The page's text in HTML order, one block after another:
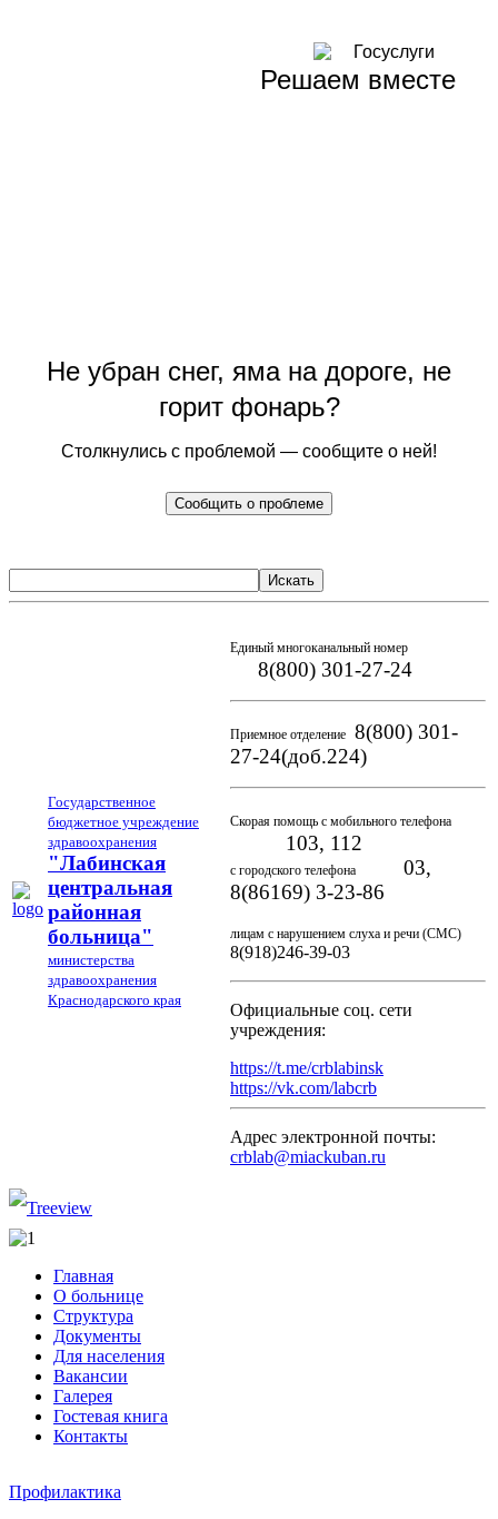
Решаем вместе
Не убран снег, яма на дороге, не
горит фонарь?
Столкнулись с проблемой — сообщите о ней!
Сообщить о проблеме
Искать
Государственное
бюджетное учреждение
здравоохранения
"Лабинская
центральная
районная
больница"
министерства
здравоохранения
Краснодарского края
Единый многоканальный номер
8(800) 301-27-24
Приемное отделение 8(800) 301-
27-24(доб.224)
Скорая помощь с мобильного телефона
103, 112
с городского телефона
03,
8(86169) 3-23-86
лицам с нарушением слуха и речи (СМС)
8(918)246-39-03
Официальные соц. сети
учреждения:
https://t.me/crblabinsk
https://vk.com/labcrb
Адрес электронной почты:
crblab@miackuban.ru
Главная
О больнице
Структура
Документы
Для населения
Вакансии
Галерея
Гостевая книга
Контакты
Профилактика